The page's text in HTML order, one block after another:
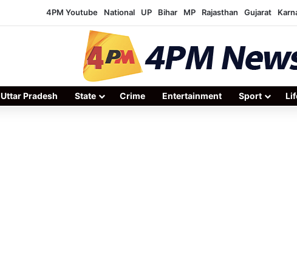
4PM Youtube National UP Bihar MP Rajasthan Gujarat
Uttar Pradesh State Crime Entertainment Sport